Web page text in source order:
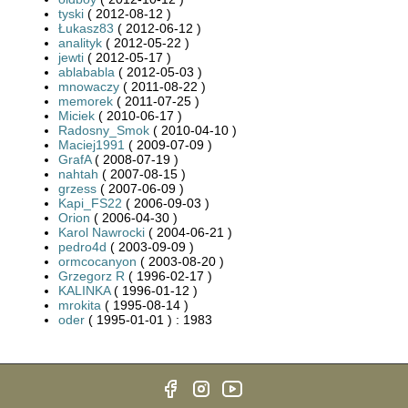
tyski ( 2012-08-12 )
Łukasz83 ( 2012-06-12 )
analityk ( 2012-05-22 )
jewti ( 2012-05-17 )
ablababla ( 2012-05-03 )
mnowaczy ( 2011-08-22 )
memorek ( 2011-07-25 )
Miciek ( 2010-06-17 )
Radosny_Smok ( 2010-04-10 )
Maciej1991 ( 2009-07-09 )
GrafA( 2008-07-19 )
nahtah ( 2007-08-15 )
grzess ( 2007-06-09 )
Kapi_FS22 ( 2006-09-03 )
Orion ( 2006-04-30 )
Karol Nawrocki ( 2004-06-21 )
pedro4d ( 2003-09-09 )
ormcocanyon ( 2003-08-20 )
Grzegorz R ( 1996-02-17 )
KALINKA( 1996-01-12 )
mrokita ( 1995-08-14 )
oder ( 1995-01-01 ) : 1983